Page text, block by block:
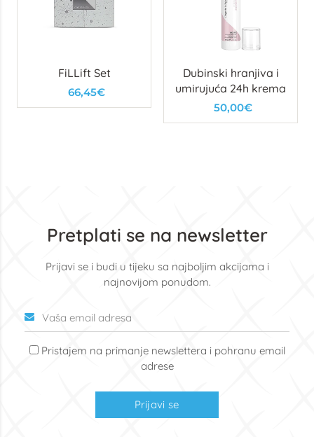
FiLLift Set
66,45€
Dubinski hranjiva i
umirujuća 24h krema
50,00€
Pretplati se na newsletter
Prijavi se i budi u tijeku sa najboljim akcijama i
najnovijom ponudom.
Pristajem na primanje newslettera i pohranu email
adrese
Prijavi se